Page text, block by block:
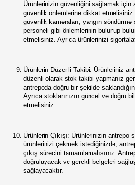
Ürünlerinizin güvenliğini sağlamak için
güvenlik önlemlerine dikkat
güvenlik kameraları, yangın
personeli gibi önlemlerinin bulunup
etmelisiniz. Ayrıca ürünlerinizi
Ürünlerin Düzenli Takibi: Ürünleriniz
düzenli olarak stok takibi yapmanız
antrepoda doğru bir şekilde
Ayrıca stoklarınızın güncel ve doğru
etmelisiniz.
Ürünlerin Çıkışı: Ürünlerinizin antrepo
ürünlerinizi çekmek istediğinizde,
çıkış sürecini tamamlamalısınız.
doğrulayacak ve gerekli belgeleri
sağlayacaktır.